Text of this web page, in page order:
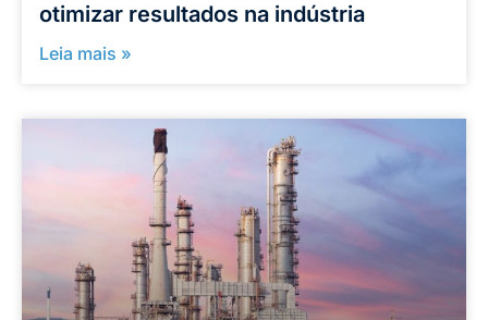
otimizar resultados na indústria
Leia mais »